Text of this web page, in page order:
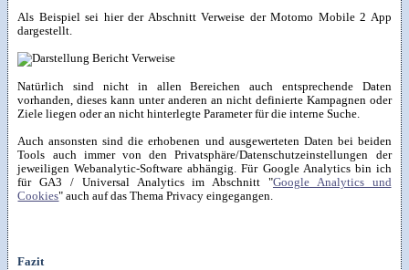
Als Beispiel sei hier der Abschnitt Verweise der Motomo Mobile 2 App
dargestellt.
Natürlich sind nicht in allen Bereichen auch entsprechende Daten
vorhanden, dieses kann unter anderen an nicht definierte Kampagnen oder
Ziele liegen oder an nicht hinterlegte Parameter für die interne Suche.
Auch ansonsten sind die erhobenen und ausgewerteten Daten bei beiden
Tools auch immer von den Privatsphäre/Datenschutzeinstellungen der
jeweiligen Webanalytic-Software abhängig. Für Google Analytics bin ich
für GA3 / Universal Analytics im Abschnitt "Google Analytics und
Cookies" auch auf das Thema Privacy eingegangen.
Fazit